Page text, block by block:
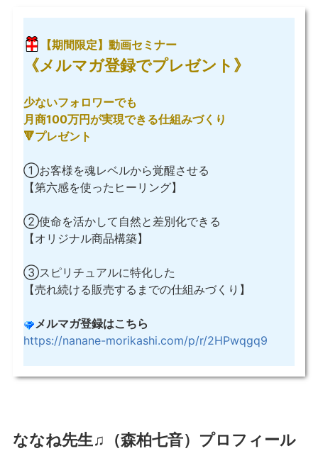
【期間限定】動画セミナー
《メルマガ登録でプレゼント》
少ないフォロワーでも
月商100万円が実現できる仕組みづくり
🔻プレゼント
①お客様を魂レベルから覚醒させる
【第六感を使ったヒーリング】
②使命を活かして自然と差別化できる
【オリジナル商品構築】
③スピリチュアルに特化した
【売れ続ける販売するまでの仕組みづくり】
メルマガ登録はこちら
https://nanane-morikashi.com/p/r/2HPwqgq9
ななね先生♫（森柏七音）プロフィール